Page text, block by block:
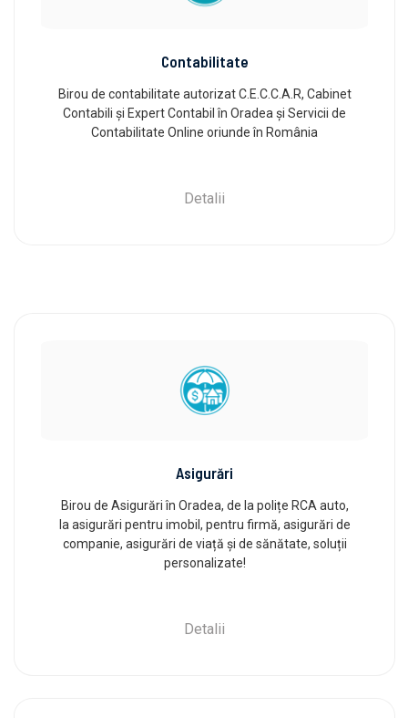
Contabilitate
Birou de contabilitate autorizat C.E.C.C.A.R, Cabinet
Contabili și Expert Contabil în Oradea și Servicii de
Contabilitate Online oriunde în România
Detalii
Asigurări
Birou de Asigurări în Oradea, de la polițe RCA auto,
la asigurări pentru imobil, pentru firmă, asigurări de
companie, asigurări de viață și de sănătate, soluții
personalizate!
Detalii